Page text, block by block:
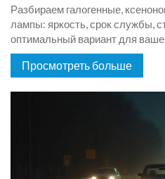
Разбираем галогенные,
лампы: яркость, срок службы,
оптимальный вариант для
Просмотреть больше